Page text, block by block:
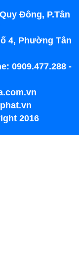
Đông, P.Tân
4, Phường Tân
0909.477.288 -
2016